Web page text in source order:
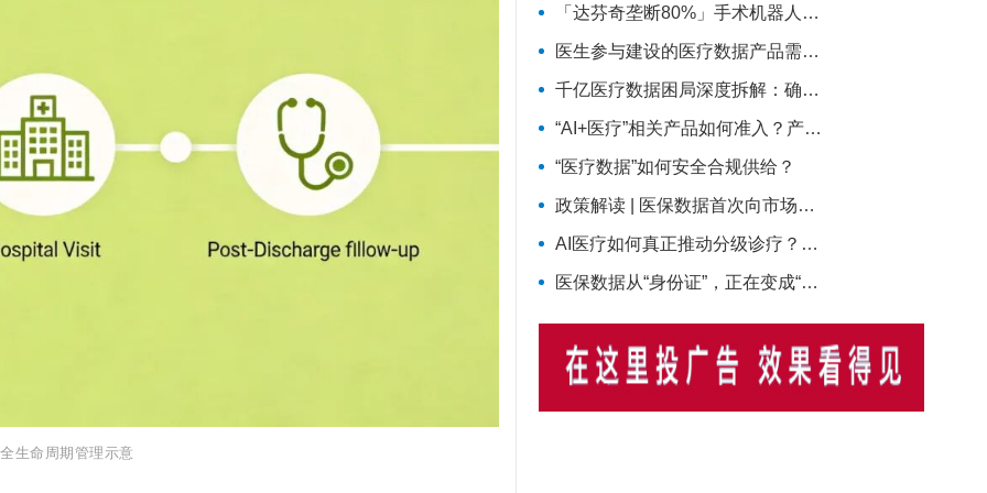
生命周期管理示意
「达芬奇垄断80%」手术机器人国产突围，凭什么撑起千亿医疗器械赛道
医生参与建设的医疗数据产品需要按照《公共数据资源登记管理暂行办法》进行登记吗？
千亿医疗数据困局深度拆解：确权、定价、收益三重堵点如何破局？
“AI+医疗”相关产品如何准入？产业界热议付费新路径
“医疗数据”如何安全合规供给？
政策解读 | 医保数据首次向市场开放——谁将吃到第一波红利？
AI医疗如何真正推动分级诊疗？从“患者分流”走向“医疗资源协同”
医保数据从“身份证”，正在变成“信用卡”